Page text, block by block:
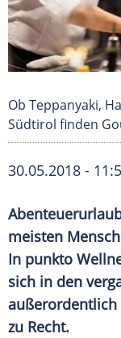
Ob Teppanyaki,
Südtirol finden
30.05.2018 -
meisten
In punkto
sich in den
außerordentlich
zu Recht.